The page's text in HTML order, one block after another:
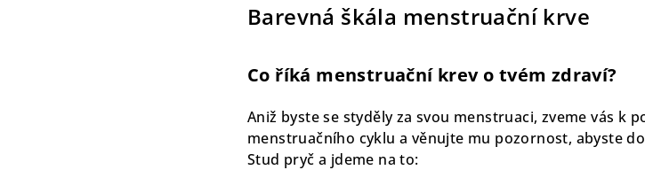
Barevná škála menstruační krve
Co říká menstruační krev o tvém zdraví?
Aniž byste se styděly za svou menstruaci, zveme vás k
menstruačního cyklu a věnujte mu pozornost, abyste
Stud pryč a jdeme na to: